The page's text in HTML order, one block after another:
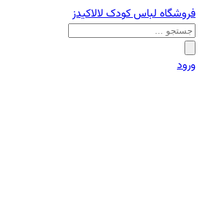
فروشگاه لباس کودک لالاکیدز
ورود